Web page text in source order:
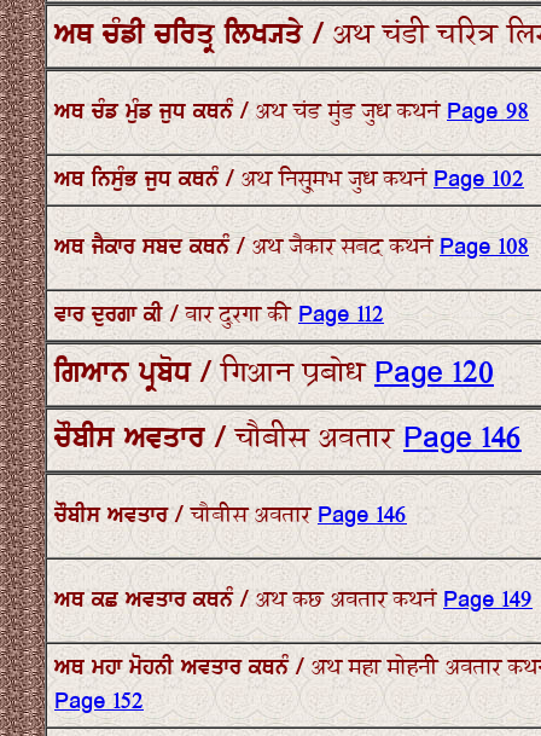
ਅਥ ਚੰਡੀ ਚਰਿਤ੍ਰ ਲਿਖ੍ਯਤੇ / अथ चंडी चरित्र
ਅਥ ਚੰਡ ਮੁੰਡ ਜੁਧ ਕਥਨੰ / अथ चंड मुंड जुध कथनंPage 98
ਅਥ ਨਿਸੁੰਭ ਜੁਧ ਕਥਨੰ / अथ निसु्मभ जुध कथनंPage 102
ਅਥ ਜੈਕਾਰ ਸਬਦ ਕਥਨੰ / अथ जैकार सबद कथनंPage 108
ਵਾਰ ਦੁਰਗਾ ਕੀ / वार दुरगा कीPage 112
ਗਿਆਨ ਪ੍ਰਬੋਧ / गिआन प्रबोधPage 120
ਚੌਬੀਸ ਅਵਤਾਰ / चौबीस अवतारPage 146
ਚੌਬੀਸ ਅਵਤਾਰ / चौबीस अवतारPage 146
ਅਥ ਕਛ ਅਵਤਾਰ ਕਥਨੰ / अथ कछ अवतार कथनंPage 149
ਅਥ ਮਹਾ ਮੋਹਨੀ ਅਵਤਾਰ ਕਥਨੰ / अथ महा मोहनी अवतार
Page 152